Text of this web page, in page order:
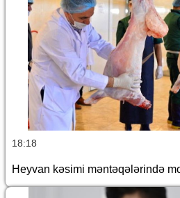
18:18
Heyvan kəsimi məntəqələrində